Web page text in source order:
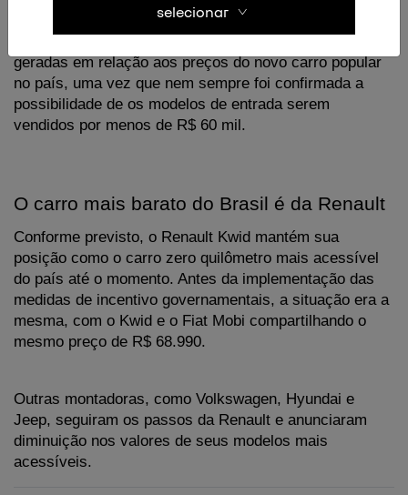
A queda nessa porcentagem atende às expectativas
geradas em relação aos preços do novo carro popular
no país, uma vez que nem sempre foi confirmada a
possibilidade de os modelos de entrada serem
vendidos por menos de R$ 60 mil.
O carro mais barato do Brasil é da Renault
Conforme previsto, o Renault Kwid mantém sua
posição como o carro zero quilômetro mais acessível
do país até o momento. Antes da implementação das
medidas de incentivo governamentais, a situação era a
mesma, com o Kwid e o Fiat Mobi compartilhando o
mesmo preço de R$ 68.990.
Outras montadoras, como Volkswagen, Hyundai e
Jeep, seguiram os passos da Renault e anunciaram
diminuição nos valores de seus modelos mais
acessíveis.
selecionar